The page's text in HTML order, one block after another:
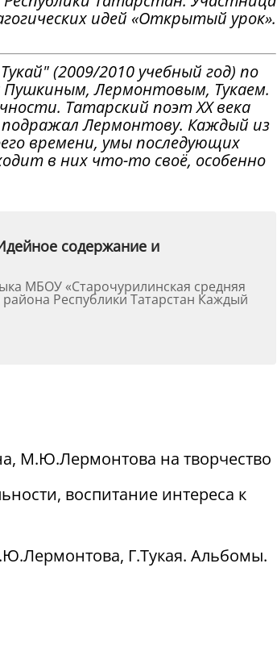
идей «Открытый урок».
(2009/2010 учебный год) по
Лермонтовым, Тукаем.
Татарский поэт XX века
подражал Лермонтову. Каждый из
времени, умы последующих
в них что-то своё, особенно
содержание и
МБОУ «Старочурилинская средняя
Республики Татарстан Каждый
М.Ю.Лермонтова на творчество
воспитание интереса к
Г.Тукая. Альбомы.